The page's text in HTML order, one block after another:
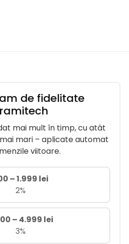
de fidelitate
mai mult în timp, cu atât
mari – aplicate automat
viitoare.
– 1.999 lei
2%
– 4.999 lei
3%